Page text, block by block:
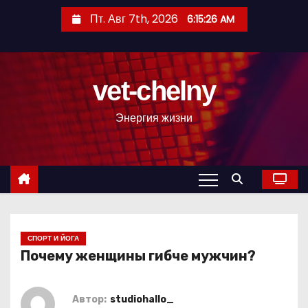
с
Пт. Авг 7th, 2026 6:15:27 AM
vet-chelny
Энергия жизни
СПОРТ И ЙОГА
Почему женщины гибче мужчин?
Автор: studiohallo_